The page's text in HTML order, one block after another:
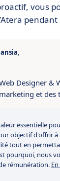
vous
,
Designer &
et des
essentielle
objectif d'offrir à
tout en
pourquoi, nous
rémunération.